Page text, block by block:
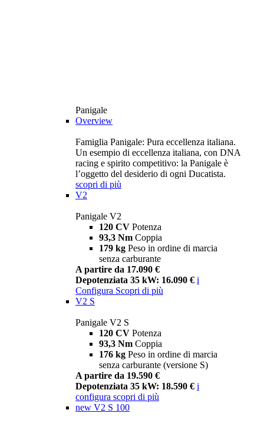
Panigale
Overview
Famiglia Panigale: Pura eccellenza italiana.
Un esempio di eccellenza italiana, con DNA
racing e spirito competitivo: la Panigale è
l’oggetto del desiderio di ogni Ducatista.
scopri di più
V2
Panigale V2
120 CV Potenza
93,3 Nm Coppia
179 kg Peso in ordine di marcia
senza carburante
A partire da 17.090 €
Depotenziata 35 kW: 16.090 € i
Configura Scopri di più
V2 S
Panigale V2 S
120 CV Potenza
93,3 Nm Coppia
176 kg Peso in ordine di marcia
senza carburante (versione S)
A partire da 19.590 €
Depotenziata 35 kW: 18.590 € i
configura scopri di più
new V2 S 100